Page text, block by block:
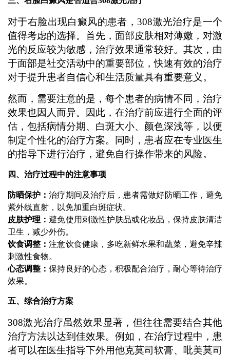
对于右脸出现白癜风的患者，308激光治疗是一个
值得考虑的选择。首先，面部皮肤相对薄嫩，对激
光的反应较为敏感，治疗效果通常较好。其次，由
于面部是社交活动中的重要部位，快速有效的治疗
对于提升患者自信心和生活质量具有重要意义。
然而，需要注意的是，每个患者的病情不同，治疗
效果也因人而异。因此，在治疗前应进行全面的评
估，包括病情分期、白斑大小、颜色深浅等，以便
制定个性化的治疗方案。同时，患者应在专业医生
的指导下进行治疗，避免自行操作带来的风险。
四、治疗过程中的注意事项
防晒保护：治疗期间及治疗后，患者需做好防晒工作，避免
紫外线直射，以免加重白斑症状。
皮肤护理：避免使用刺激性护肤品或化妆品，保持皮肤清洁
卫生，减少外伤。
饮食调整：注意饮食健康，多吃新鲜水果和蔬菜，避免辛辣
刺激性食物。
心态调整：保持良好的心态，积极配合治疗，耐心等待治疗
效果。
五、综合治疗方案
308激光治疗虽然效果显著，但往往需要结合其他
治疗方法以达到佳效果。例如，在治疗过程中，患
者可以在医生指导下外用他克莫司软膏、吡美莫司